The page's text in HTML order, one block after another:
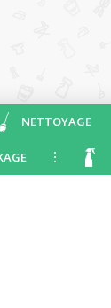
NETTOYAGE